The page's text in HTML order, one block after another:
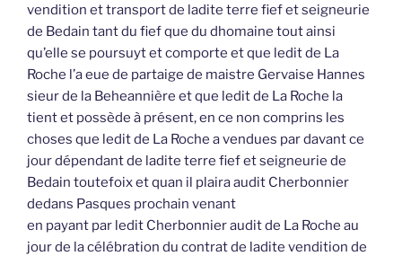
vendition et transport de ladite terre fief et seigneurie
de Bedain tant du fief que du dhomaine tout ainsi
qu’elle se poursuyt et comporte et que ledit de La
Roche l’a eue de partaige de maistre Gervaise Hannes
sieur de la Beheannière et que ledit de La Roche la
tient et possède à présent, en ce non comprins les
choses que ledit de La Roche a vendues par davant ce
jour dépendant de ladite terre fief et seigneurie de
Bedain toutefoix et quan il plaira audit Cherbonnier
dedans Pasques prochain venant
en payant par ledit Cherbonnier audit de La Roche au
jour de la célébration du contrat de ladite vendition de